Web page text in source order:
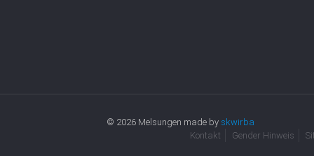
© 2026 Melsungen made by skwirba
Kontakt
Gender Hinweis